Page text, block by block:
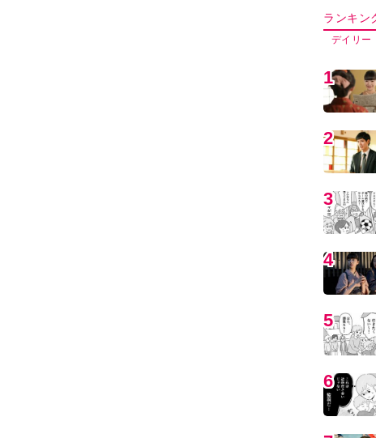
4
5
6
7
8
9
10